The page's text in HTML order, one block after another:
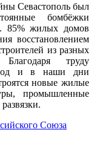
Севастополь был
бомбёжки
85% жилых домов
восстановлением
из разных
труду
и в наши дни
новые жилые
промышленные
Союза